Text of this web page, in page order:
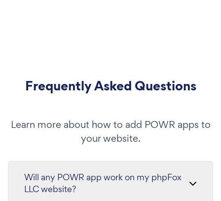
Frequently Asked Questions
Learn more about how to add POWR apps to
your website.
Will any POWR app work on my phpFox
LLC website?